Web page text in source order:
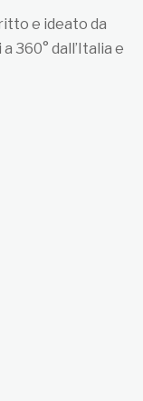
e ideato da
360° dall’Italia e